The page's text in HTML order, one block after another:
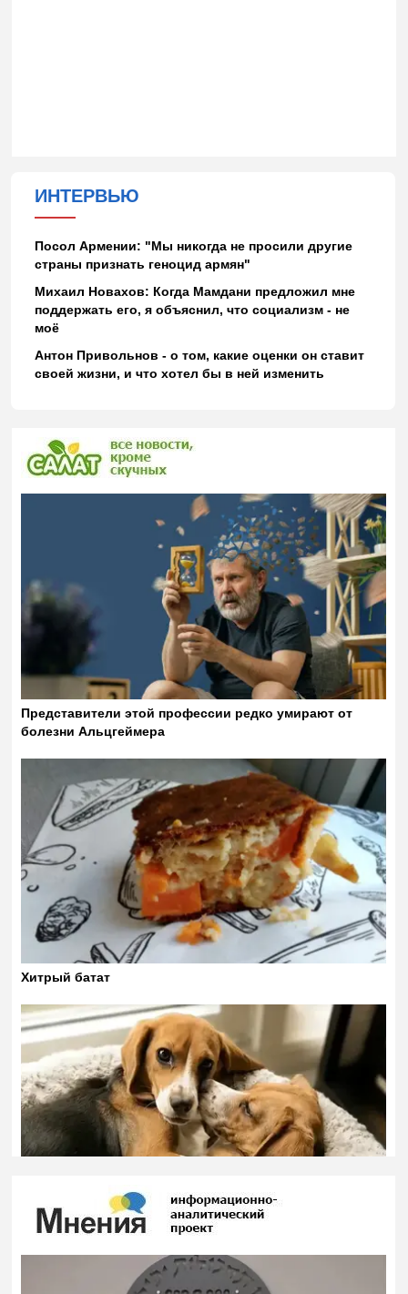
ИНТЕРВЬЮ
Посол Армении: "Мы никогда не просили другие
страны признать геноцид армян"
Михаил Новахов: Когда Мамдани предложил мне
поддержать его, я объяснил, что социализм - не
моё
Антон Привольнов - о том, какие оценки он ставит
своей жизни, и что хотел бы в ней изменить